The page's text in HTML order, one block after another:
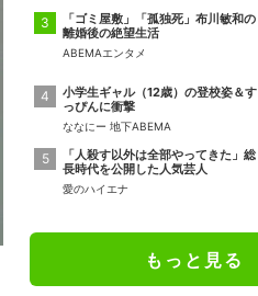
「ゴミ屋敷」「孤独死」布川敏和の
離婚後の絶望生活
ABEMAエンタメ
小学生ギャル（12歳）の登校姿＆す
っぴんに衝撃
ななにー 地下ABEMA
「人殺す以外は全部やってきた」総
長時代を公開した人気芸人
愛のハイエナ
もっと見る